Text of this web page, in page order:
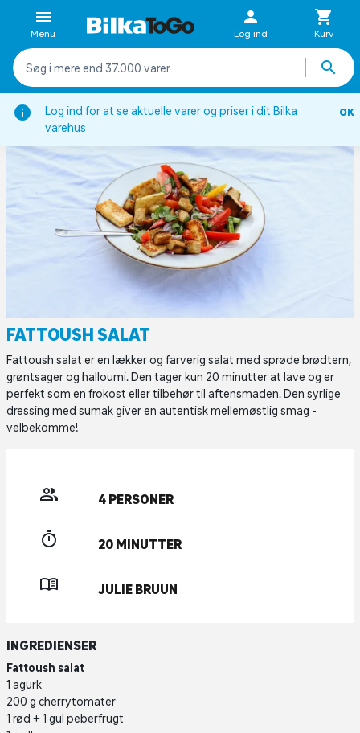
Log ind for at se aktuelle varer og priser i dit Bilka
varehus
OK
Menu Log ind Kurv
Aftensmad Måltidssalater og bowls Fattoush salat
FATTOUSH SALAT
Fattoush salat er en lækker og farverig salat med sprøde brødtern,
grøntsager og halloumi. Den tager kun 20 minutter at lave og er
perfekt som en frokost eller tilbehør til aftensmaden. Den syrlige
dressing med sumak giver en autentisk mellemøstlig smag -
velbekomme!
4 PERSONER
20 MINUTTER
JULIE BRUUN
INGREDIENSER
Fattoush salat
1 agurk
200 g cherrytomater
1 rød + 1 gul peberfrugt